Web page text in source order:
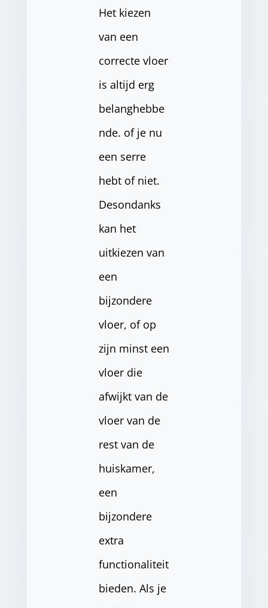
Het kiezen
van een
correcte vloer
is altijd erg
belanghebbe
nde. of je nu
een serre
hebt of niet.
Desondanks
kan het
uitkiezen van
een
bijzondere
vloer, of op
zijn minst een
vloer die
afwijkt van de
vloer van de
rest van de
huiskamer,
een
bijzondere
extra
functionaliteit
bieden. Als je